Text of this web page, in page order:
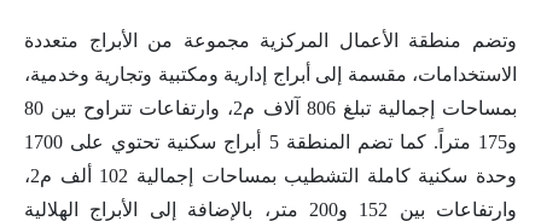
وتضم منطقة الأعمال المركزية مجموعة من الأبراج متعددة
الاستخدامات، مقسمة إلى أبراج إدارية ومكتبية وتجارية وخدمية،
بمساحات إجمالية تبلغ 806 آلاف م2، وارتفاعات تتراوح بين 80
و175 متراً. كما تضم المنطقة 5 أبراج سكنية تحتوي على 1700
وحدة سكنية كاملة التشطيب بمساحات إجمالية 102 ألف م2،
وارتفاعات بين 152 و200 متر، بالإضافة إلى الأبراج الهلالية